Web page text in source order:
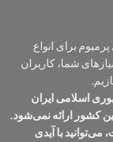
برای انواع
شما، کاربران
اسلامی ایران
کشور ارائه نمی‌شود.
با آیدی